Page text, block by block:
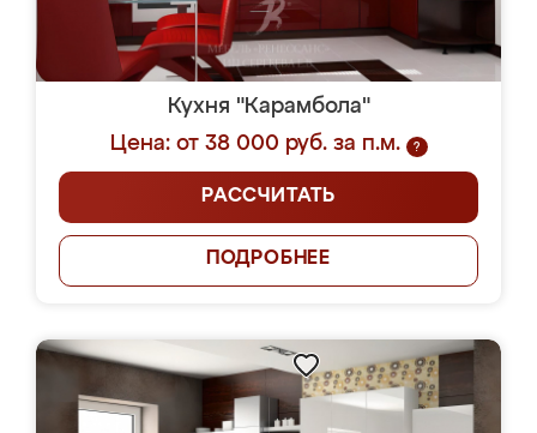
Кухня "Карамбола"
Цена: от 38 000 руб. за п.м.
?
РАССЧИТАТЬ
ПОДРОБНЕЕ